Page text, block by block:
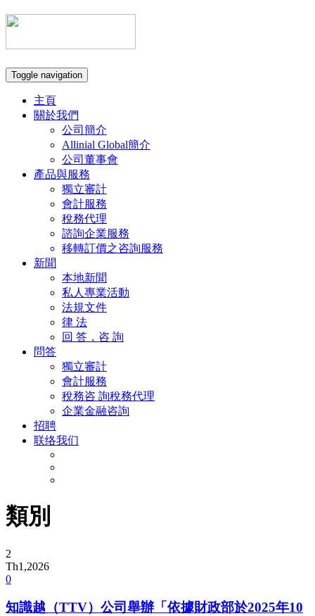
Toggle navigation
主頁
關於我們
公司簡介
Allinial Global簡介
公司董事會
產品與服務
獨立審計
會計服務
稅務代理
諮詢企業服務
移轉訂價之咨詢服務
新聞
本地新聞
私人專業活動
法規文件
律 法
回 答，咨 詢
問答
獨立審計
會計服務
稅務咨 詢稅務代理
企業金融咨詢
招聘
联络我们
類別
2
Th1,2026
0
知識越（TTV）公司舉辦「依據財政部於2025年10